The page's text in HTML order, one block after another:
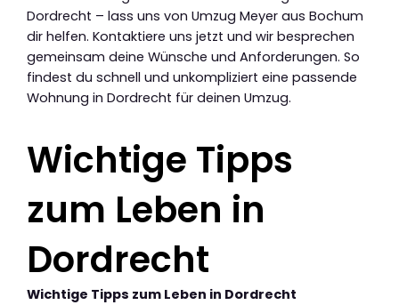
Dordrecht – lass uns von Umzug Meyer aus Bochum
dir helfen. Kontaktiere uns jetzt und wir besprechen
gemeinsam deine Wünsche und Anforderungen. So
findest du schnell und unkompliziert eine passende
Wohnung in Dordrecht für deinen Umzug.
Wichtige Tipps
zum Leben in
Dordrecht
Wichtige Tipps zum Leben in Dordrecht